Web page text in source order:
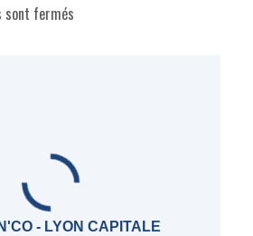
sont fermés
- LYON CAPITALE